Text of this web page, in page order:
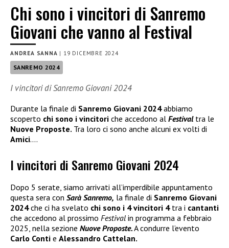
Chi sono i vincitori di Sanremo
Giovani che vanno al Festival
ANDREA SANNA | 19 DICEMBRE 2024
SANREMO 2024
I vincitori di Sanremo Giovani 2024
Durante la finale di Sanremo Giovani 2024abbiamo
scoperto chi sono i vincitori che accedono al Festival tra le
Nuove Proposte. Tra loro ci sono anche alcuni ex volti di
Amici….
I vincitori di Sanremo Giovani 2024
Dopo 5 serate, siamo arrivati all’imperdibile appuntamento
questa sera con Sarà Sanremo, la finale di Sanremo Giovani
2024che ci ha svelato chi sono i 4 vincitori 4 tra i cantanti
che accedono al prossimo Festival in programma a febbraio
2025, nella sezione Nuove Proposte.A condurre l’evento
Carlo Conti e Alessandro Cattelan.